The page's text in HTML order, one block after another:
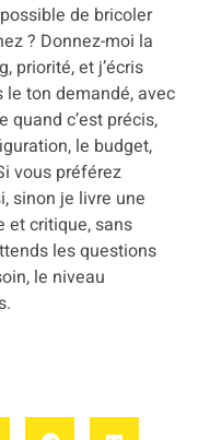
de bricoler
? Donnez-moi la
priorité, et j’écris
ton demandé, avec
quand c’est précis,
le budget,
vous préférez
sinon je livre une
et critique, sans
les questions
le niveau